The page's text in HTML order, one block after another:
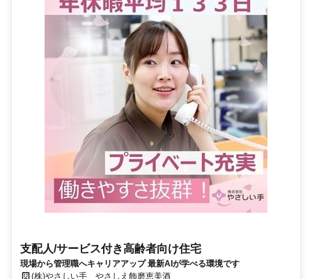
支配人/サービス付き高齢者向け住宅
現場から管理職へキャリアアップ 最新AIが学べる環境です
(株)やさしい手 やさしえ飾磨恵美酒